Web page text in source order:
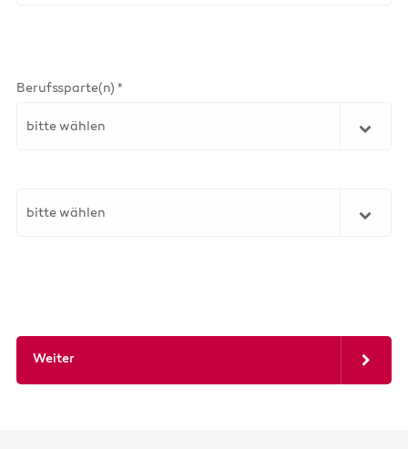
Berufssparte(n) *
bitte wählen
bitte wählen
Weiter